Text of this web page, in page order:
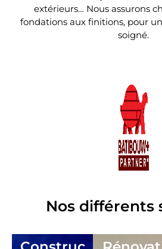
extérieurs… Nous assurons
fondations aux finitions, pour
soigné.
Nos différents